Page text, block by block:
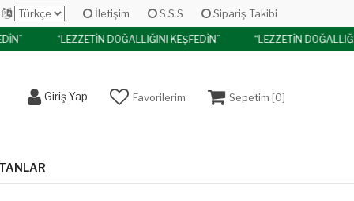
İletişim S.S.S Sipariş Takibi
“LEZZETİN DOĞALLIĞINI KEŞFEDİN” “LEZZETİN
Giriş Yap Favorilerim Sepetim [0]